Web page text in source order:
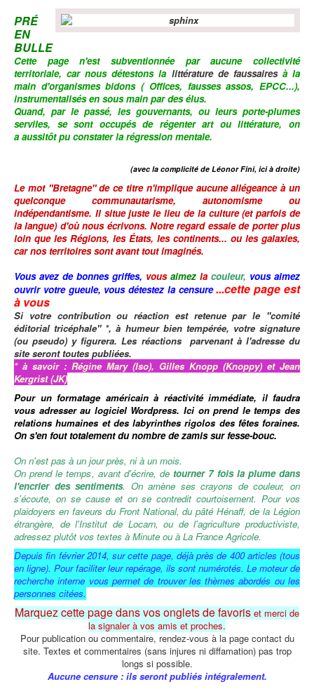
PRÉ
EN
BULLE
Cette page n'est subventionnée par aucune collectivité
territoriale,car nous détestons la littérature de faussaires à la
main d'organismes bidons ( Offices, fausses assos, EPCC...),
instrumentalisés en sous main par des élus.
Quand, par le passé, les gouvernants, ou leurs porte-plumes
serviles, se sont occupés de régenter art ou littérature, on
a aussitôtpuconstater la régression mentale.
(avec la complicité de Léonor Fini, ici à droite)
Le mot "Bretagne"de ce titre n'implique aucune allégeance à un
quelconque communautarisme, autonomisme ou
indépendantisme. Il situe juste le lieu de la culture (et parfois de
la langue) d'où nous écrivons. Notre regard essaie de porter plus
loin que les Régions, les États, les continents... ou les galaxies,
car nos territoires sont avant tout imaginés.
Vous avez de bonnes griffes, vous aimez la couleur, vous aimez
ouvrir votre gueule, vous détestez la censure ...cette page est
à vous
Si votre contribution ou réaction est retenue par le "comité
éditorial tricéphale" *, à humeur bien tempérée, votre signature
(ou pseudo) y figurera. Les réactions parvenant à l'adresse du
site seront toutes publiées.
* à savoir : Régine Mary (Iso), Gilles Knopp (Knoppy) et Jean
Kergrist (JK)
Pour un formatage américain à réactivité immédiate, il faudra
vous adresser au logiciel Wordpress. Ici on prend le temps des
relations humaines et des labyrinthes rigolos des fêtes foraines.
On s'en fout totalement du nombre de zamis sur fesse-bouc.
On n'est pas à un jour près, ni à un mois.
On prend le temps, avant d'écrire, de tourner 7 fois la plume dans
l'encrier des sentiments. On amène ses crayons de couleur, on
s'écoute, on se cause et on se contredit courtoisement. Pour vos
plaidoyers en faveurs du Front National, du pâté Hénaff, de la Légion
étrangère, de l'Institut de Locarn, ou de l'agriculture productiviste,
adressez plutôt vos textes à Minute ou à La France Agricole.
Depuis fin février 2014, sur cette page, déjà près de 400 articles (tous
en ligne). Pour faciliter leur repérage, ils sont numérotés. Le moteur de
recherche interne vous permet de trouver les thèmes abordés ou les
personnes citées.
Marquez cette page dans vos onglets de favoris et merci de
la signaler à vos amis et proches.
Pour publication ou commentaire, rendez-vous à la page contact du
site. Textes et commentaires (sans injures ni diffamation) pas trop
longs si possible.
Aucune censure : ils seront publiés intégralement.